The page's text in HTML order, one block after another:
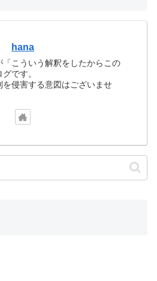
hana
こういう解釈をしたからこの
です。
侵害する意図はございませ